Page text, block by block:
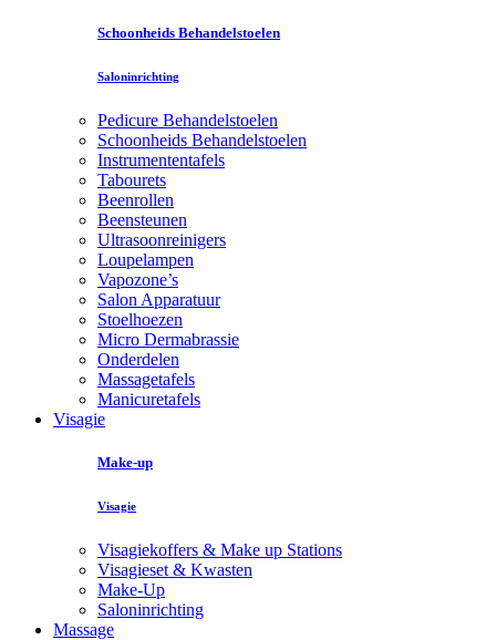
Schoonheids Behandelstoelen
Saloninrichting
Pedicure Behandelstoelen
Schoonheids Behandelstoelen
Instrumententafels
Tabourets
Beenrollen
Beensteunen
Ultrasoonreinigers
Loupelampen
Vapozone’s
Salon Apparatuur
Stoelhoezen
Micro Dermabrassie
Onderdelen
Massagetafels
Manicuretafels
Visagie
Make-up
Visagie
Visagiekoffers & Make up Stations
Visagieset & Kwasten
Make-Up
Saloninrichting
Massage